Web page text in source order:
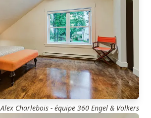
Alex Charlebois - équipe 360 Engel & Volkers